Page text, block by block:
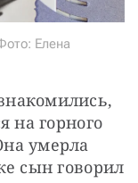
Елена
на горного
умерла
сын говорил